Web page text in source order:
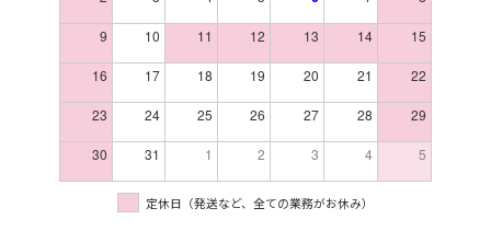
9 10 11 12 13 14 15
16 17 18 19 20 21 22
23 24 25 26 27 28 29
30 31 1 2 3 4 5
定休日（発送など、全ての業務がお休み）